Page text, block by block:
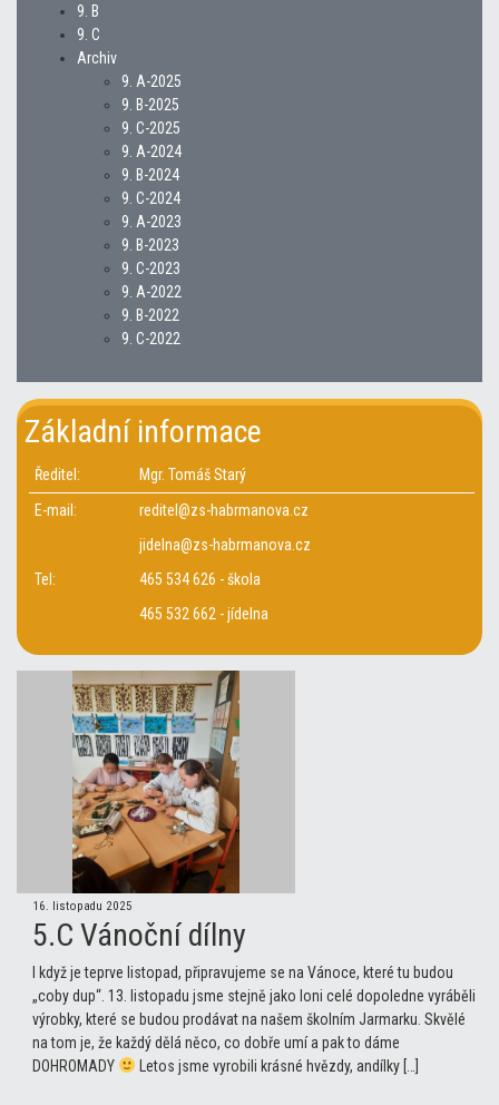
9. B
9. C
Archiv
9. A-2025
9. B-2025
9. C-2025
9. A-2024
9. B-2024
9. C-2024
9. A-2023
9. B-2023
9. C-2023
9. A-2022
9. B-2022
9. C-2022
Základní informace
Ředitel:
Mgr. Tomáš Starý
E-mail:
reditel@zs-habrmanova.cz
jidelna@zs-habrmanova.cz
Tel:
465 534 626 - škola
465 532 662 - jídelna
16. listopadu 2025
5.C Vánoční dílny
I když je teprve listopad, připravujeme se na Vánoce, které tu budou
„coby dup“. 13. listopadu jsme stejně jako loni celé dopoledne vyráběli
výrobky, které se budou prodávat na našem školním Jarmarku. Skvělé
na tom je, že každý dělá něco, co dobře umí a pak to dáme
DOHROMADY
Letos jsme vyrobili krásné hvězdy, andílky […]